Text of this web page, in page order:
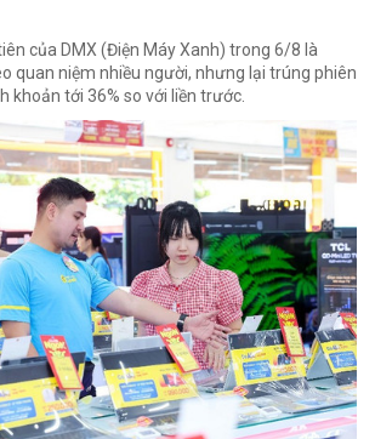
của DMX (Điện Máy Xanh) trong 6/8 là
quan niệm nhiều người, nhưng lại trúng phiên
khoản tới 36% so với liền trước.